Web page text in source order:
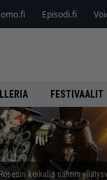
Episodi.fi
FESTIVAALIT
Rosesin keikalla nähtiin